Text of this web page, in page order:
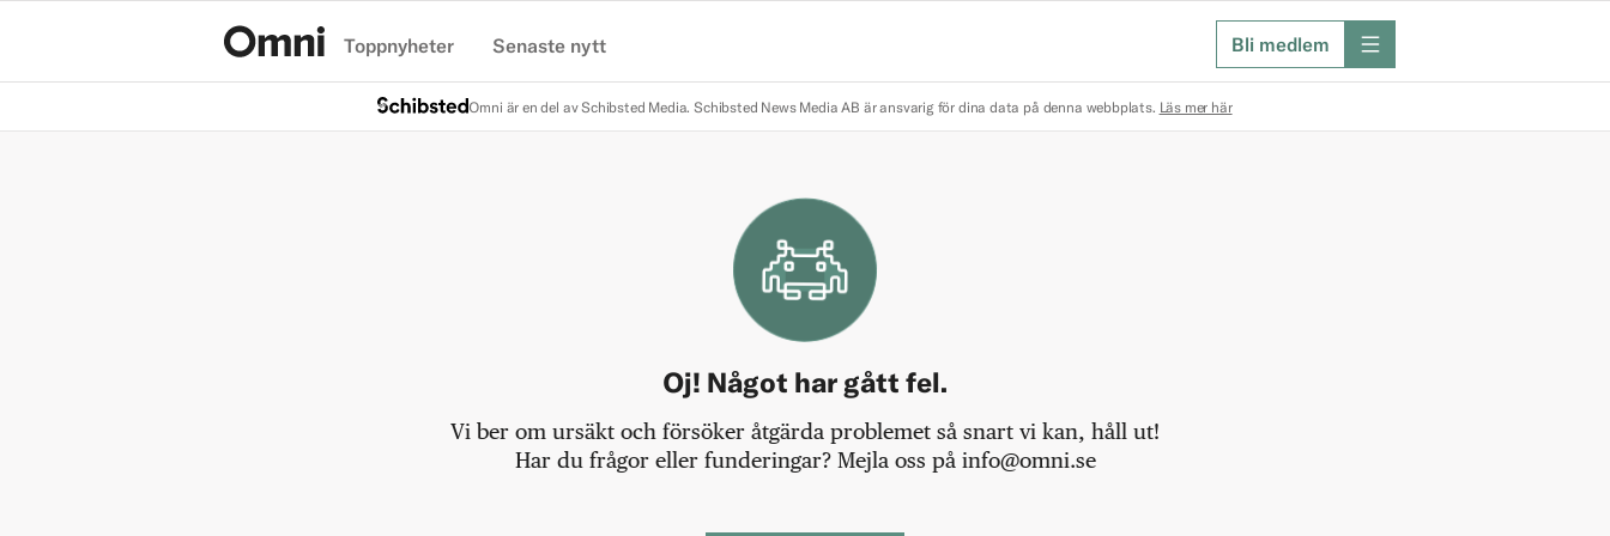
Toppnyheter Senaste nytt Bli medlem meny
Omni är en del av Schibsted Media. Schibsted News Media AB är ansvarig för dina data på denna webbplats. Läs mer här
Oj! Något har gått fel.
Vi ber om ursäkt och försöker åtgärda problemet så snart vi kan, håll ut!
Har du frågor eller funderingar? Mejla oss på info@omni.se